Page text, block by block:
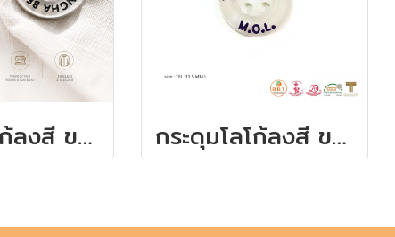
กระดุมโลโก้ลงสี ขนาด 11.5 มิล กระดุมโลโก้ลงสี ขนาด 11.5 มิล